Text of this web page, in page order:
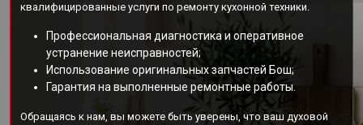
квалифицированные услуги по ремонту кухонной техники.
Профессиональная диагностика и оперативное
устранение неисправностей;
Использование оригинальных запчастей Бош;
Гарантия на выполненные ремонтные работы.
Обращаясь к нам, вы можете быть уверены, что ваш духовой